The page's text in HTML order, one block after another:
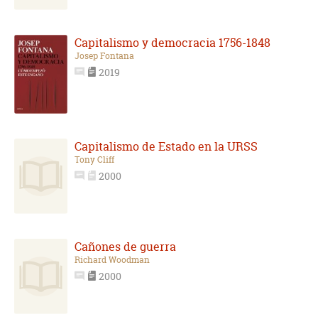
Capitalismo y democracia 1756-1848
Josep Fontana
2019
Capitalismo de Estado en la URSS
Tony Cliff
2000
Cañones de guerra
Richard Woodman
2000